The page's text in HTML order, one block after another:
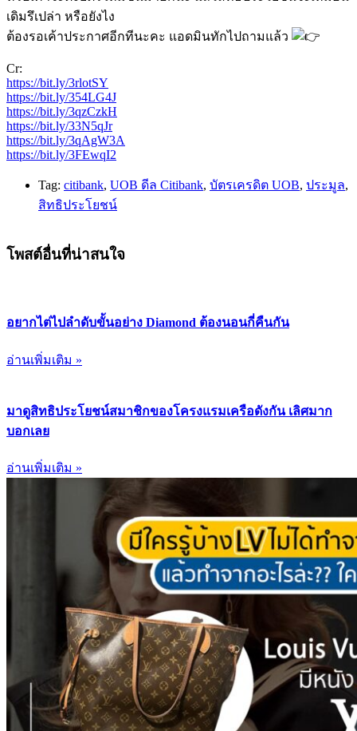
เดิมรึเปล่า หรือยังไง
ต้องรอเค้าประกาศอีกทีนะคะ แอดมินทักไปถามแล้ว
Cr:
https://bit.ly/3rlotSY
https://bit.ly/354LG4J
https://bit.ly/3qzCzkH
https://bit.ly/33N5qJr
https://bit.ly/3qAgW3A
https://bit.ly/3FEwqI2
Tag: citibank, UOB ดีล Citibank, บัตรเครดิต UOB, ประมูล,
สิทธิประโยชน์
โพสต์อื่นที่น่าสนใจ
อยากไต่ไปลำดับขั้นอย่าง Diamond ต้องนอนกี่คืนกัน
อ่านเพิ่มเติม »
มาดูสิทธิประโยชน์สมาชิกของโครงแรมเครือดังกัน เลิศมาก
บอกเลย
อ่านเพิ่มเติม »